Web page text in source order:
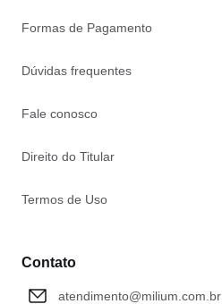
Formas de Pagamento
Dúvidas frequentes
Fale conosco
Direito do Titular
Termos de Uso
Contato
atendimento@milium.com.br